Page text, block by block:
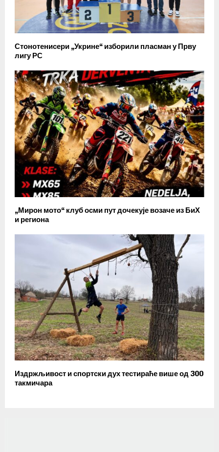
Стонотенисери „Укрине“ изборили пласман у Прву
лигу РС
„Мирон мото“ клуб осми пут дочекује возаче из БиХ
и региона
Издржљивост и спортски дух тестираће више од 300
такмичара